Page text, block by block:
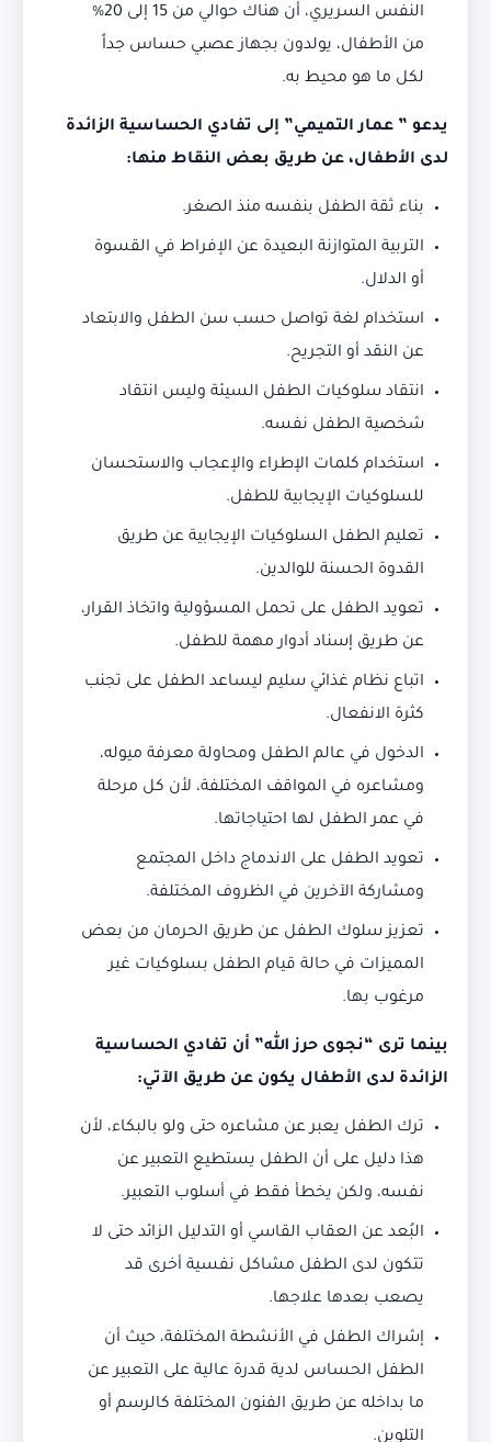
النفس السريري، أن هناك حوالي من 15 إلى 20%
من الأطفال، يولدون بجهاز عصبي حساس جداً
لكل ما هو محيط به.
يدعو ” عمار التميمي” إلى تفادي الحساسية الزائدة
لدى الأطفال، عن طريق بعض النقاط منها:
بناء ثقة الطفل بنفسه منذ الصغر.
التربية المتوازنة البعيدة عن الإفراط في القسوة
أو الدلال.
استخدام لغة تواصل حسب سن الطفل والابتعاد
عن النقد أو التجريح.
انتقاد سلوكيات الطفل السيئة وليس انتقاد
شخصية الطفل نفسه.
استخدام كلمات الإطراء والإعجاب والاستحسان
للسلوكيات الإيجابية للطفل.
تعليم الطفل السلوكيات الإيجابية عن طريق
القدوة الحسنة للوالدين.
تعويد الطفل على تحمل المسؤولية واتخاذ القرار،
عن طريق إسناد أدوار مهمة للطفل.
اتباع نظام غذائي سليم ليساعد الطفل على تجنب
كثرة الانفعال.
الدخول في عالم الطفل ومحاولة معرفة ميوله،
ومشاعره في المواقف المختلفة، لأن كل مرحلة
في عمر الطفل لها احتياجاتها.
تعويد الطفل على الاندماج داخل المجتمع
ومشاركة الآخرين في الظروف المختلفة.
تعزيز سلوك الطفل عن طريق الحرمان من بعض
المميزات في حالة قيام الطفل بسلوكيات غير
مرغوب بها.
بينما ترى “نجوى حرز الله” أن تفادي الحساسية
الزائدة لدى الأطفال يكون عن طريق الآتي:
ترك الطفل يعبر عن مشاعره حتى ولو بالبكاء، لأن
هذا دليل على أن الطفل يستطيع التعبير عن
نفسه، ولكن يخطأ فقط في أسلوب التعبير.
البُعد عن العقاب القاسي أو التدليل الزائد حتى لا
تتكون لدى الطفل مشاكل نفسية أخرى قد
يصعب بعدها علاجها.
إشراك الطفل في الأنشطة المختلفة، حيث أن
الطفل الحساس لدية قدرة عالية على التعبير عن
ما بداخله عن طريق الفنون المختلفة كالرسم أو
التلوين.